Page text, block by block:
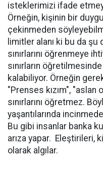
isteklerimizi ifade
Örneğin, kişinin bir
çekinmeden
limitler alanı ki bu da
sınırlarını öğrenmeye
sınırların
kalabiliyor. Örneğin
"Prenses kızım", "aslan
sınırlarını öğretmez.
yaşantılarında
Bu gibi insanlar banka
arıza yapar. Eleştirileri,
olarak algılar.